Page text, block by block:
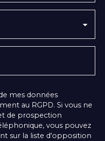
mes données
au RGPD. Si vous ne
de prospection
vous pouvez
sur la liste d'opposition